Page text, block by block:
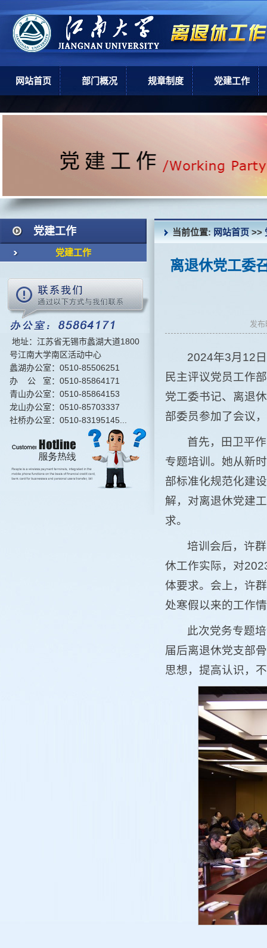
网站首页 部门概况
岗位职责
规章制度 党建工作
党建工作
党建工作
地址：江苏省无锡市蠡湖大道1800
号江南大学南区活动中心
蠡湖办公室：0510-85506251
办 公 室：0510-85864171
青山办公室：0510-85864153
龙山办公室：0510-85703337
社桥办公室：0510-83195145...
当前位置:网站首页>>
离退休党工委
发
2024年3月12
民主评议党员工作
党工委书记、离退
部委员参加了会议
首先，田卫平
专题培训。她从新
部标准化规范化建
解，对离退休党建
求。
培训会后，许
休工作实际，对
体要求。会上，许
处寒假以来的工作
此次党务专题
届后离退休党支部
思想，提高认识，